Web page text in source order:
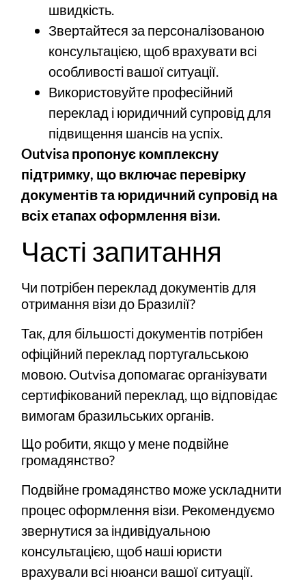
швидкість.
Звертайтеся за персоналізованою
консультацією, щоб врахувати всі
особливості вашої ситуації.
Використовуйте професійний
переклад і юридичний супровід для
підвищення шансів на успіх.
Outvisa пропонує комплексну
підтримку, що включає перевірку
документів та юридичний супровід на
всіх етапах оформлення візи.
Часті запитання
Чи потрібен переклад документів для
отримання візи до Бразилії?
Так, для більшості документів потрібен
офіційний переклад португальською
мовою. Outvisa допомагає організувати
сертифікований переклад, що відповідає
вимогам бразильських органів.
Що робити, якщо у мене подвійне
громадянство?
Подвійне громадянство може ускладнити
процес оформлення візи. Рекомендуємо
звернутися за індивідуальною
консультацією, щоб наші юристи
врахували всі нюанси вашої ситуації.